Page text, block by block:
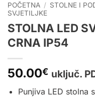
POČETNA / STOLNE I
SVJETILJKE
STOLNA LED
CRNA IP54
50.00€ uključ.
Punjiva LED stolna